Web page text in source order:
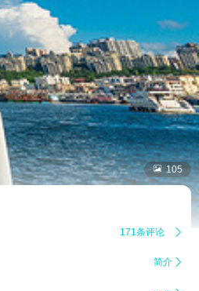
 105
171条评论 
简介 